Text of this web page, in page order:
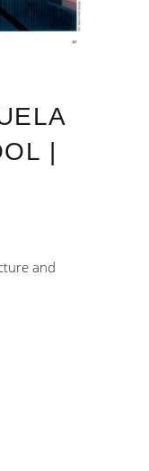
|
and